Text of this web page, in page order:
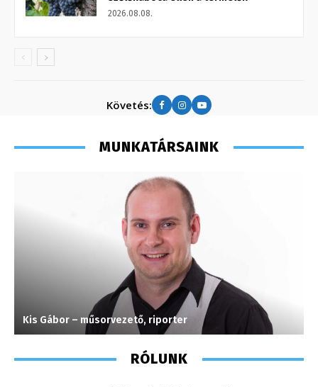
2026.08.08.
Követés:
MUNKATÁRSAINK
Kis Gábor – műsorvezető, riporter
RÓLUNK